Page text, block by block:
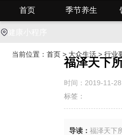
首页 季节养生
健康小程序
当前位置： 首页 > 大众生活 > 行业
福泽天下
时间：2019-11-
标签：
导读： 福泽天下